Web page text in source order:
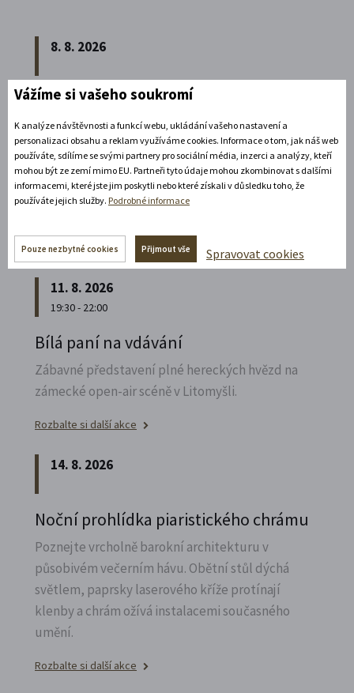
8. 8. 2026
Noční prohlídka piaristického chrámu
Poznejte vrcholně barokní architekturu v
působivém večerním hávu. Obětní stůl dýchá
světlem, paprsky laserového kříže protínají
klenby a chrám ožívá instalacemi současného
Rozbalte si další akce
11. 8. 2026
19:30 - 22:00
Bílá paní na vdávání
Zábavné představení plné hereckých hvězd na
zámecké open-air scéně v Litomyšli.
Rozbalte si další akce
14. 8. 2026
Noční prohlídka piaristického chrámu
Poznejte vrcholně barokní architekturu v
působivém večerním hávu. Obětní stůl dýchá
světlem, paprsky laserového kříže protínají
klenby a chrám ožívá instalacemi současného
umění.
Rozbalte si další akce
Vážíme si vašeho soukromí
K analýze návštěvnosti a funkcí webu, ukládání vašeho nastavení a
personalizaci obsahu a reklam využíváme cookies. Informace o tom, jak náš web
používáte, sdílíme se svými partnery pro sociální média, inzerci a analýzy, kteří
mohou být ze zemí mimo EU. Partneři tyto údaje mohou zkombinovat s dalšími
informacemi, které jste jim poskytli nebo které získali v důsledku toho, že
používáte jejich služby. Podrobné informace
Pouze nezbytné cookies Přijmout vše Spravovat cookies